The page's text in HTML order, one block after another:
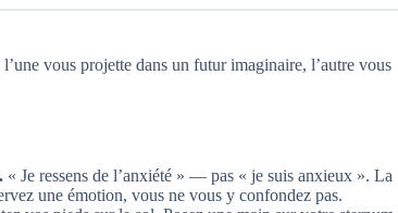
vous projette dans un futur imaginaire, l’autre vous
« Je ressens de l’anxiété » — pas « je suis anxieux ». La
une émotion, vous ne vous y confondez pas.